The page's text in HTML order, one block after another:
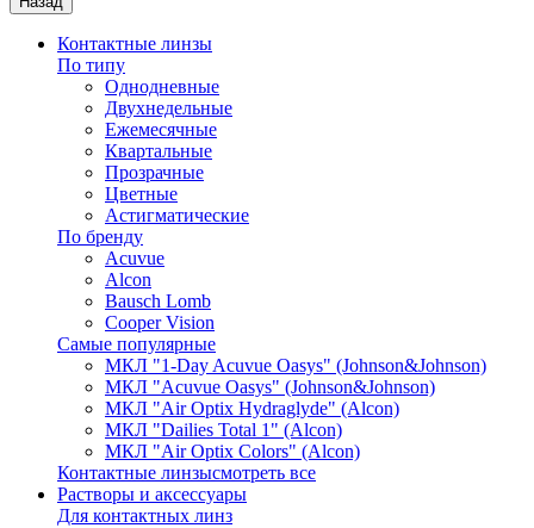
Контактные линзы
По типу
Однодневные
Двухнедельные
Ежемесячные
Квартальные
Прозрачные
Цветные
Астигматические
По бренду
Acuvue
Alcon
Bausch Lomb
Cooper Vision
Самые популярные
МКЛ "1-Day Acuvue Oasys" (Johnson&Johnson)
МКЛ "Acuvue Oasys" (Johnson&Johnson)
МКЛ "Air Optix Hydraglyde" (Alcon)
МКЛ "Dailies Total 1" (Alcon)
МКЛ "Air Optix Colors" (Alcon)
Контактные линзысмотреть все
Растворы и аксессуары
Для контактных линз